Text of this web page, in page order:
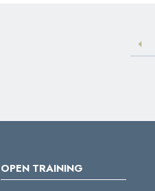
OPEN TRAINING